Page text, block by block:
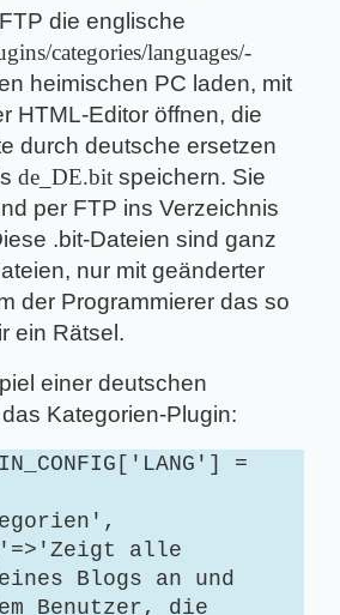
die englische
­categories/­languages/­
heimischen PC laden, mit
HTML-Editor öffnen, die
durch deutsche ersetzen
de_DE.bit speichern. Sie
per FTP ins Verzeichnis
.bit-Dateien sind ganz
nur mit geänderter
der Programmierer das so
ein Rätsel.
einer deutschen
Kategorien-Plugin:
=
alle
Blogs an und
Benutzer, die